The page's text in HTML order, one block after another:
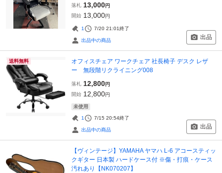
落札 13,000円
開始 13,000円
1 7/20 21:01終了
出品中の商品 出品
送料無料
オフィスチェア ワークチェア 社長椅子 デスク レザ
ー 無段階リクライニング008
落札 12,800円
開始 12,800円
未使用
1 7/15 20:54終了
出品中の商品 出品
【ヴィンテージ】YAMAHA ヤマハ L-6 アコースティッ
クギター 日本製 ハードケース付 ※傷・打痕・ケース
汚れあり【NK070207】